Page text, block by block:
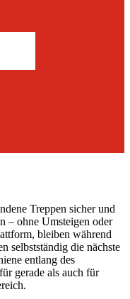
Treppen sicher und
– ohne Umsteigen oder
bleiben während
selbstständig die nächste
entlang des
gerade als auch für